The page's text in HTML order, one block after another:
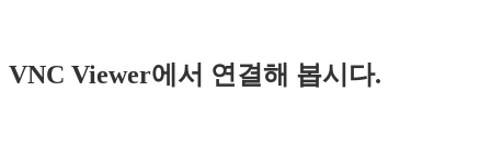
VNC Viewer에서 연결해 봅시다.